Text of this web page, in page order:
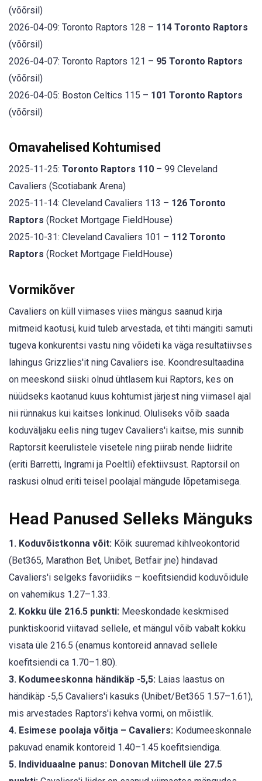
(võõrsil)
2026-04-09: Toronto Raptors 128 – 114 Toronto Raptors
(võõrsil)
2026-04-07: Toronto Raptors 121 – 95 Toronto Raptors
(võõrsil)
2026-04-05: Boston Celtics 115 – 101 Toronto Raptors
(võõrsil)
Omavahelised Kohtumised
2025-11-25: Toronto Raptors 110 – 99 Cleveland
Cavaliers (Scotiabank Arena)
2025-11-14: Cleveland Cavaliers 113 – 126 Toronto
Raptors (Rocket Mortgage FieldHouse)
2025-10-31: Cleveland Cavaliers 101 – 112 Toronto
Raptors (Rocket Mortgage FieldHouse)
Vormikõver
Cavaliers on küll viimases viies mängus saanud kirja
mitmeid kaotusi, kuid tuleb arvestada, et tihti mängiti samuti
tugeva konkurentsi vastu ning võideti ka väga resultatiivses
lahingus Grizzlies'it ning Cavaliers ise. Koondresultaadina
on meeskond siiski olnud ühtlasem kui Raptors, kes on
nüüdseks kaotanud kuus kohtumist järjest ning viimasel ajal
nii rünnakus kui kaitses lonkinud. Oluliseks võib saada
koduväljaku eelis ning tugev Cavaliers'i kaitse, mis sunnib
Raptorsit keerulistele visetele ning piirab nende liidrite
(eriti Barretti, Ingrami ja Poeltli) efektiivsust. Raptorsil on
raskusi olnud eriti teisel poolajal mängude lõpetamisega.
Head Panused Selleks Mänguks
1. Koduvõistkonna võit: Kõik suuremad kihlveokontorid
(Bet365, Marathon Bet, Unibet, Betfair jne) hindavad
Cavaliers'i selgeks favoriidiks – koefitsiendid koduvõidule
on vahemikus 1.27–1.33.
2. Kokku üle 216.5 punkti: Meeskondade keskmised
punktiskoorid viitavad sellele, et mängul võib vabalt kokku
visata üle 216.5 (enamus kontoreid annavad sellele
koefitsiendi ca 1.70–1.80).
3. Kodumeeskonna händikäp -5,5: Laias laastus on
händikäp -5,5 Cavaliers'i kasuks (Unibet/Bet365 1.57–1.61),
mis arvestades Raptors'i kehva vormi, on mõistlik.
4. Esimese poolaja võitja – Cavaliers: Kodumeeskonnale
pakuvad enamik kontoreid 1.40–1.45 koefitsiendiga.
5. Individuaalne panus: Donovan Mitchell üle 27.5